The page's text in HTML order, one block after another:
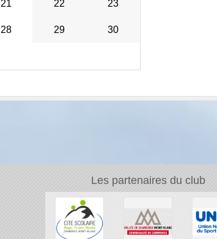
21 22 23
28 29 30
Les partenaires du club